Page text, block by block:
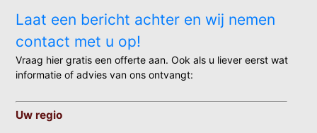
Laat een bericht achter en wij nemen
contact met u op!
Vraag hier gratis een offerte aan. Ook als u liever eerst wat
informatie of advies van ons ontvangt:
Uw regio